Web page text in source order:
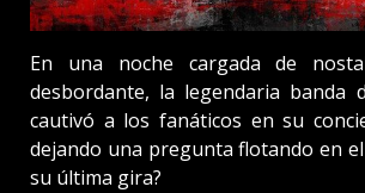
En una noche cargada de
desbordante, la legendaria banda
cautivó a los fanáticos en su
dejando una pregunta flotando en el
su última gira?